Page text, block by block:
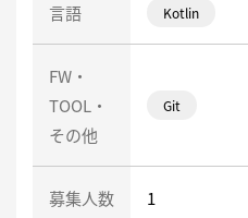
言語 Kotlin
FW・
TOOL・
その他
Git
募集人数 1